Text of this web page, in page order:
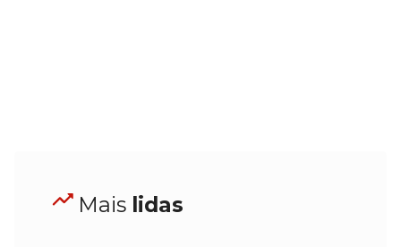
Mais lidas